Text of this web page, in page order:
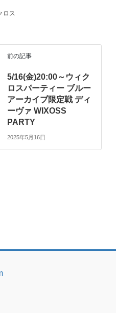
ロス
前の記事
5/16(金)20:00～ウィク
ロスパーティー ブルー
アーカイブ限定戦 ディ
ーヴァ WIXOSS
PARTY
2025年5月16日